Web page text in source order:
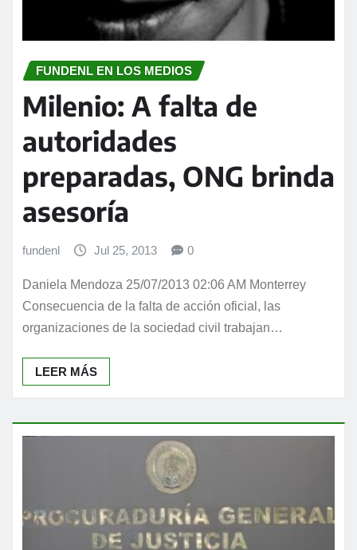
FUNDENL EN LOS MEDIOS
Milenio: A falta de
autoridades
preparadas, ONG brinda
asesoría
fundenl Jul 25, 2013 0
Daniela Mendoza 25/07/2013 02:06 AM Monterrey
Consecuencia de la falta de acción oficial, las
organizaciones de la sociedad civil trabajan…
LEER MÁS